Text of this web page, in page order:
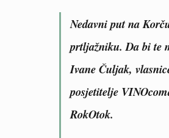
Nedavni put na
prtljažniku.Da bi te
Ivane Čuljak,
posjetitelje
RokOtok.